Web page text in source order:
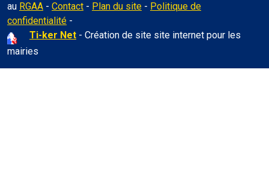
au RGAA - Contact - Plan du site - Politique de
confidentialité -
Ti-ker Net - Création de site site internet pour les
mairies